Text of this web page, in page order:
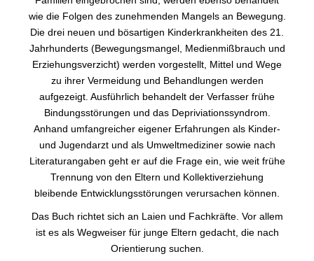
wie die Folgen des zunehmenden Mangels an Bewegung.
Die drei neuen und bösartigen Kinderkrankheiten des 21.
Jahrhunderts (Bewegungsmangel, Medienmißbrauch und
Erziehungsverzicht) werden vorgestellt, Mittel und Wege
zu ihrer Vermeidung und Behandlungen werden
aufgezeigt. Ausführlich behandelt der Verfasser frühe
Bindungsstörungen und das Depriviationssyndrom.
Anhand umfangreicher eigener Erfahrungen als Kinder-
und Jugendarzt und als Umweltmediziner sowie nach
Literaturangaben geht er auf die Frage ein, wie weit frühe
Trennung von den Eltern und Kollektiverziehung
bleibende Entwicklungsstörungen verursachen können.
Das Buch richtet sich an Laien und Fachkräfte. Vor allem
ist es als Wegweiser für junge Eltern gedacht, die nach
Orientierung suchen.